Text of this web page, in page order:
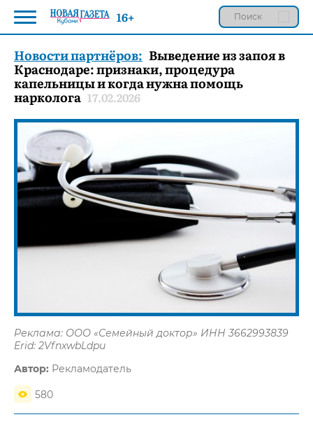
Новости партнёров: Выведение из запоя в
Краснодаре: признаки, процедура
капельницы и когда нужна помощь
нарколога 17.02.2026
Реклама: ООО «Семейный доктор» ИНН 3662993839
Erid: 2VfnxwbLdpu
Автор: Рекламодатель
580
16+